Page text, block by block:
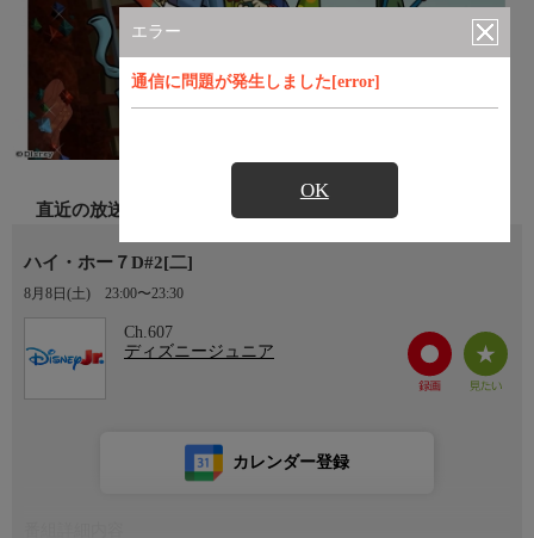
エラー
通信に問題が発生しました[error]
OK
直近の放送
ハイ・ホー７D#2[二]
8月8日(土) 23:00〜23:30
Ch.607
ディズニージュニア
カレンダー登録